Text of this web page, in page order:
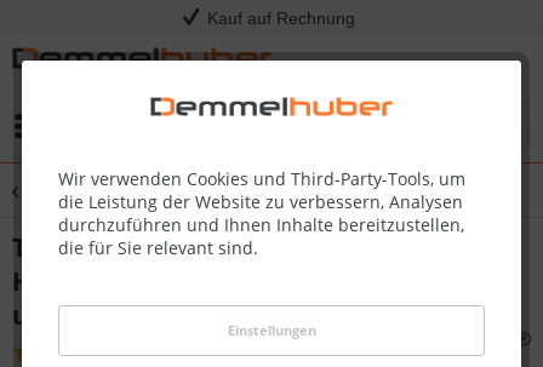
Kauf auf Rechnung
Wir verwenden Cookies und Third-Party-Tools, um
die Leistung der Website zu verbessern, Analysen
durchzuführen und Ihnen Inhalte bereitzustellen,
die für Sie relevant sind.
Einstellungen
Übersicht Tierbedarf
Teleskop Hunderampe TX+ Auto
Hunderampe für Haustiere, Anti Rutsch
und klappbar
(3)